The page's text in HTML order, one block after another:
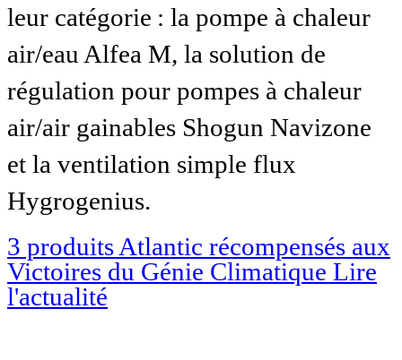
leur catégorie : la pompe à chaleur
air/eau Alfea M, la solution de
régulation pour pompes à chaleur
air/air gainables Shogun Navizone
et la ventilation simple flux
Hygrogenius.
3 produits Atlantic récompensés aux
Victoires du Génie Climatique Lire
l'actualité